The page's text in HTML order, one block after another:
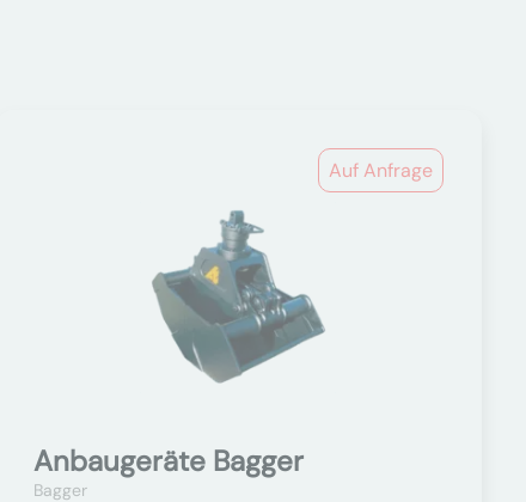
Auf Anfrage
Anbaugeräte Bagger
Bagger